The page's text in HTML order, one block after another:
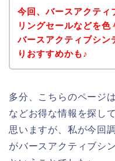
今回、バースアクティ
リングセールなどを色
バースアクティブシン
りおすすめかも♪
多分、こちらのページ
などお得な情報を探し
思いますが、私が今回
がバースアクティブシ